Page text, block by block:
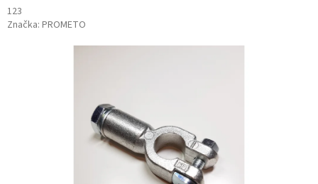
123
Značka: PROMETO